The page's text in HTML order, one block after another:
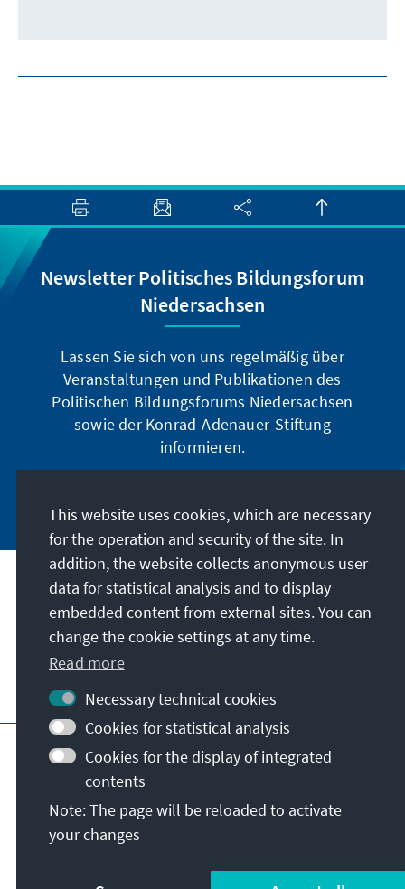
Newsletter Politisches Bildungsforum
Niedersachsen
Lassen Sie sich von uns regelmäßig über
Veranstaltungen und Publikationen des
Politischen Bildungsforums Niedersachsen
sowie der Konrad-Adenauer-Stiftung
informieren.
Address
Contact
Visit also
Main page of KAS
Data protection
Terms of use
Declaration on accessibility
Report an accessibility issue
General terms and conditions
© Konrad-Adenauer-Stiftung e.V. 2026
This website uses cookies, which are necessary
for the operation and security of the site. In
addition, the website collects anonymous user
data for statistical analysis and to display
embedded content from external sites. You can
change the cookie settings at any time.
Read more
Necessary technical cookies
Cookies for statistical analysis
Cookies for the display of integrated
contents
Note: The page will be reloaded to activate
your changes